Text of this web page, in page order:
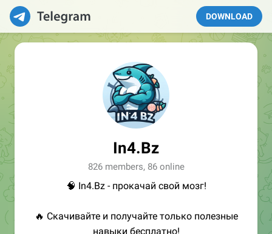
DOWNLOAD
In4.Bz
826 members, 86 online
🧠 In4.Bz - прокачай свой мозг!
🔥 Скачивайте и получайте только полезные
навыки бесплатно!